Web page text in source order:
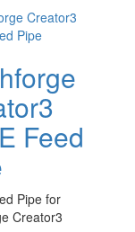
Feed
Pipe for
Creator3